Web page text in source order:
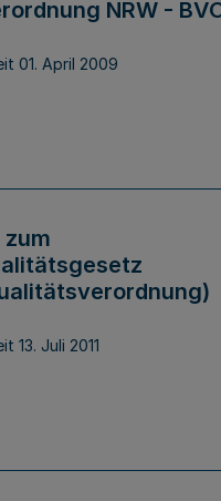
NRW -
01. April 2009
13. Juli 2011